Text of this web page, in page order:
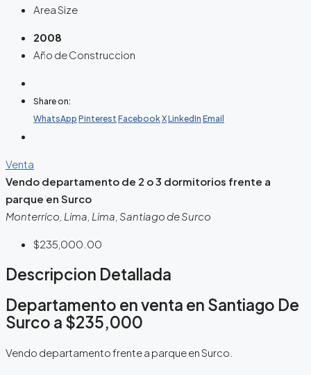
Area Size
2008
Año de Construccion
Share on:
WhatsApp Pinterest FacebookXLinkedIn Email
Venta
Vendo departamento de 2 o 3 dormitorios frente a
parque en Surco
Monterrico, Lima, Lima, Santiago de Surco
$235,000.00
Descripcion Detallada
Departamento en venta en Santiago De
Surco a $235,000
Vendo departamento frente a parque en Surco.